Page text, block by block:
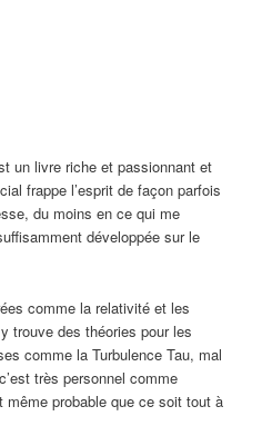
un livre riche et passionnant et
frappe l’esprit de façon parfois
du moins en ce qui me
développée sur le
comme la relativité et les
trouve des théories pour les
comme la Turbulence Tau, mal
très personnel comme
probable que ce soit tout à